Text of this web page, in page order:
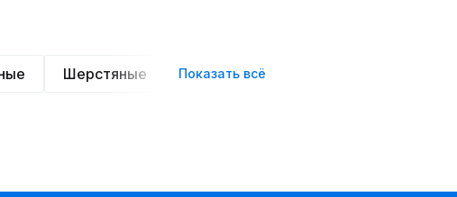
Шерстяные Джинсовые
Показать всё